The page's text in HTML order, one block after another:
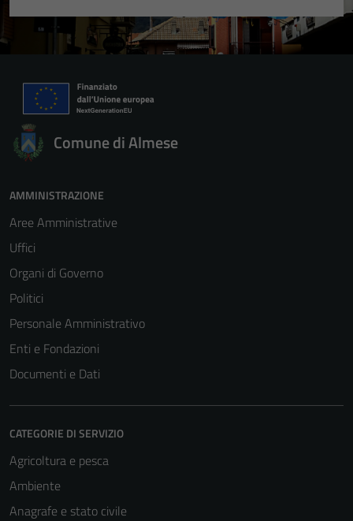
Comune di Almese
AMMINISTRAZIONE
Aree Amministrative
Uffici
Organi di Governo
Politici
Personale Amministrativo
Enti e Fondazioni
Documenti e Dati
CATEGORIE DI SERVIZIO
Agricoltura e pesca
Ambiente
Anagrafe e stato civile